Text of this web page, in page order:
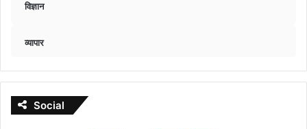
विज्ञान
व्यापार
Social